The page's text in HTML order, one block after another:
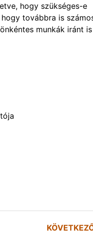
hogy szükséges-e
továbbra is
munkák iránt